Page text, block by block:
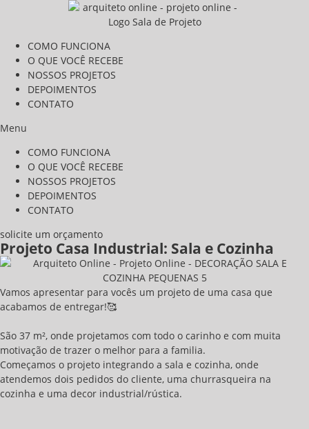
COMO FUNCIONA
O QUE VOCÊ RECEBE
NOSSOS PROJETOS
DEPOIMENTOS
CONTATO
Menu
COMO FUNCIONA
O QUE VOCÊ RECEBE
NOSSOS PROJETOS
DEPOIMENTOS
CONTATO
solicite um orçamento
Projeto Casa Industrial: Sala e Cozinha
Vamos apresentar para vocês um projeto de uma casa que
acabamos de entregar!🥰
São 37 m², onde projetamos com todo o carinho e com muita
motivação de trazer o melhor para a familia.
Começamos o projeto integrando a sala e cozinha, onde
atendemos dois pedidos do cliente, uma churrasqueira na
cozinha e uma decor industrial/rústica.